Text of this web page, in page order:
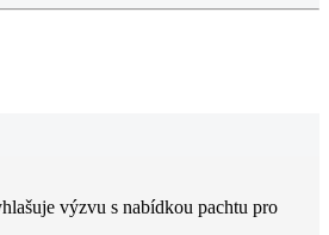
výzvu s nabídkou pachtu pro